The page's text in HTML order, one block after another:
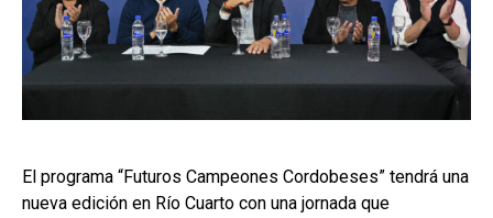
El programa “Futuros Campeones Cordobeses” tendrá una
nueva edición en Río Cuarto con una jornada que